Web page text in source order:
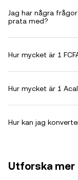
Jag har några
prata med?
Hur mycket är 1
Hur mycket är 1
Hur kan jag
Utforska mer